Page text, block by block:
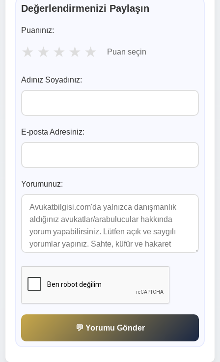
Değerlendirmenizi Paylaşın
Puanınız:
★ ★ ★ ★ ★ Puan seçin
Adınız Soyadınız:
E-posta Adresiniz:
Yorumunuz:
💬 Yorumu Gönder